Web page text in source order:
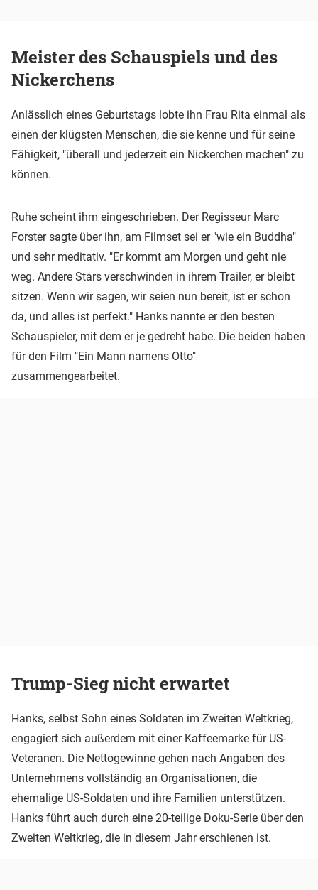
Meister des Schauspiels und des
Nickerchens
Anlässlich eines Geburtstags lobte ihn Frau Rita einmal als
einen der klügsten Menschen, die sie kenne und für seine
Fähigkeit, "überall und jederzeit ein Nickerchen machen" zu
können.
Ruhe scheint ihm eingeschrieben. Der Regisseur Marc
Forster sagte über ihn, am Filmset sei er "wie ein Buddha"
und sehr meditativ. "Er kommt am Morgen und geht nie
weg. Andere Stars verschwinden in ihrem Trailer, er bleibt
sitzen. Wenn wir sagen, wir seien nun bereit, ist er schon
da, und alles ist perfekt." Hanks nannte er den besten
Schauspieler, mit dem er je gedreht habe. Die beiden haben
für den Film "Ein Mann namens Otto"
zusammengearbeitet.
Trump-Sieg nicht erwartet
Hanks, selbst Sohn eines Soldaten im Zweiten Weltkrieg,
engagiert sich außerdem mit einer Kaffeemarke für US-
Veteranen. Die Nettogewinne gehen nach Angaben des
Unternehmens vollständig an Organisationen, die
ehemalige US-Soldaten und ihre Familien unterstützen.
Hanks führt auch durch eine 20-teilige Doku-Serie über den
Zweiten Weltkrieg, die in diesem Jahr erschienen ist.